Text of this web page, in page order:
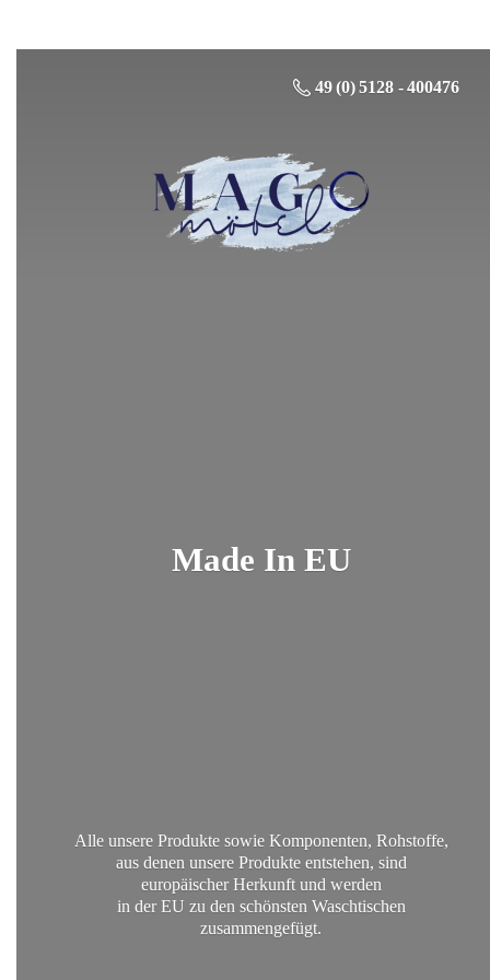
49 (0) 5128 - 400476
Made In EU
Alle unsere Produkte sowie Komponenten, Rohstoffe,
aus denen unsere Produkte entstehen, sind
europäischer Herkunft und werden
in der EU zu den schönsten Waschtischen
zusammengefügt.